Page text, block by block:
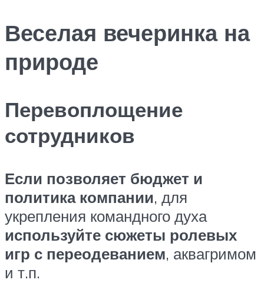
Веселая вечеринка на
природе
Перевоплощение
сотрудников
Если позволяет бюджет и
политика компании, для
укрепления командного духа
используйте сюжеты ролевых
игр с переодеванием, аквагримом
и т.п.